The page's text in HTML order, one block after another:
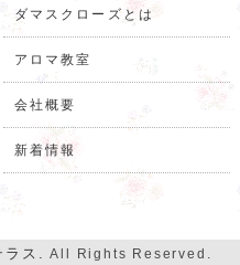
ダマスクローズとは
アロマ教室
会社概要
新着情報
ラス. All Rights Reserved.